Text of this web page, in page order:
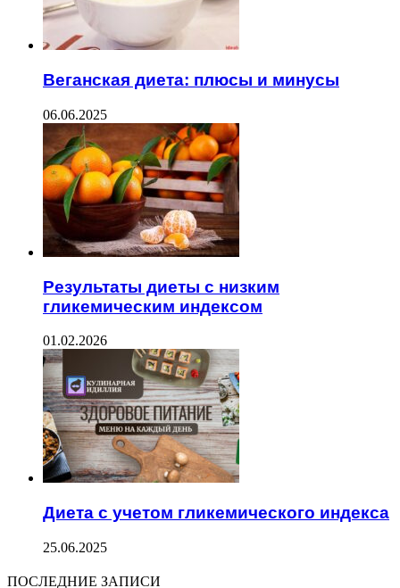
Веганская диета: плюсы и минусы
06.06.2025
Результаты диеты с низким
гликемическим индексом
01.02.2026
Диета с учетом гликемического индекса
25.06.2025
ПОСЛЕДНИЕ ЗАПИСИ